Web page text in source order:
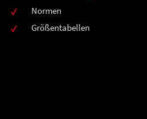
Normen
Größentabellen